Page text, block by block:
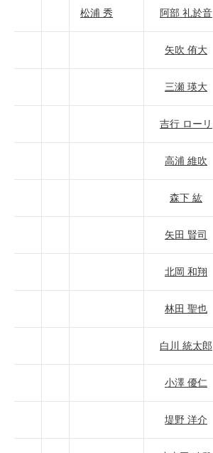
松浦 秀 阿部 礼於音
矢吹 侑大
三瀬 瑛大
吉行 ローリ
高浦 維吹
森下 紘
矢田 賢司
北岡 和翔
林田 聖也
白川 統太郎
小澤 優仁
堤野 洋介